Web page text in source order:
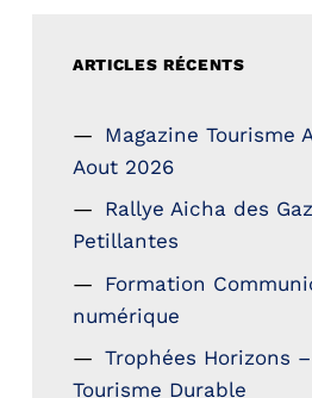
ARTICLES RÉCENTS
Magazine Tourisme
Aout 2026
Rallye Aicha des
Petillantes
Formation
numérique
Trophées Horizons
Tourisme Durable